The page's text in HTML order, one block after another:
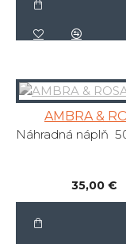
AMBRA &
Náhradná náplň
35,00 €